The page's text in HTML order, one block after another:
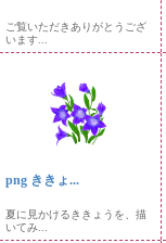
ご覧いただきありがとうござ
います...
png ききょ...
夏に見かけるききょうを、描
いてみ...